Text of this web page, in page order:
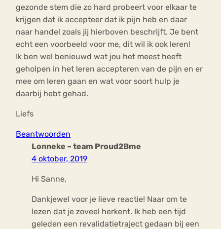
gezonde stem die zo hard probeert voor elkaar te
krijgen dat ik accepteer dat ik pijn heb en daar
naar handel zoals jij hierboven beschrijft. Je bent
echt een voorbeeld voor me, dit wil ik ook leren!
Ik ben wel benieuwd wat jou het meest heeft
geholpen in het leren accepteren van de pijn en er
mee om leren gaan en wat voor soort hulp je
daarbij hebt gehad.
Liefs
Beantwoorden
Lonneke – team Proud2Bme
4 oktober, 2019
Hi Sanne,
Dankjewel voor je lieve reactie! Naar om te
lezen dat je zoveel herkent. Ik heb een tijd
geleden een revalidatietraject gedaan bij een